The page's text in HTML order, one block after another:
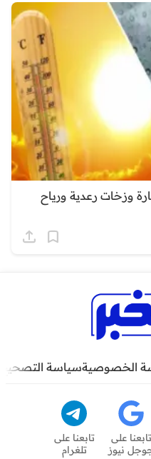
وزخات رعدية ورياح
الخصوصيةسياسة التصحيح
تابعنا على
نيوز
تابعنا على
تلغرام